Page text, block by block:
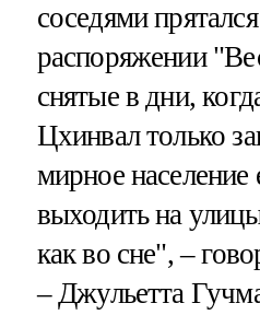
соседями
распоряжении
снятые в дни,
Цхинвал только
мирное население
выходить на
как во сне", –
– Джульетта